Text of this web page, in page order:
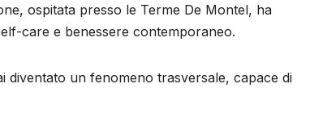
ospitata presso le Terme De Montel, ha
care e benessere contemporaneo.
diventato un fenomeno trasversale, capace di